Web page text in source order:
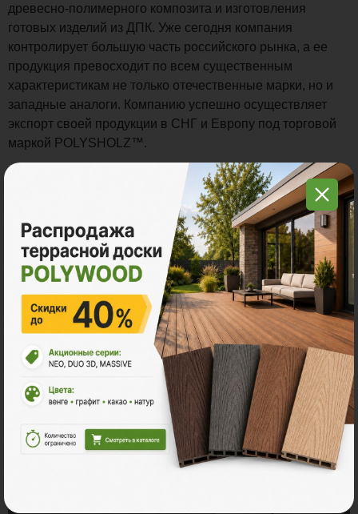
древесно-полимерного композита и изготовления
готовых изделий из ДПК. Уже сегодня компания
контролирует большую часть российского рынка, а ее
продукция превосходит по всем существенным
характеристикам не только отечественные марки, но и
западные аналоги. Компанию успешно осуществляет
экспорт своей продукции в СНГ и Европу под торговой
маркой POLYSHOLZ™.
Для того, чтобы продукция POLYWOOD™ была
совершенной, безупречной и высококачественной,
компания постоянно занимаемся научно-
исследовательскими работами и всё время
совершенствует технологии производства.
Эксплуатационные характеристики продукции имеют
высочайшие показатели, а для контроля этих
показателей компания использует собственную
лабораторию, производственную и техническую базу.
Продукция POLYWOOD™ ежедневно проходит
тщательную проверку и физико-механические
испытания.